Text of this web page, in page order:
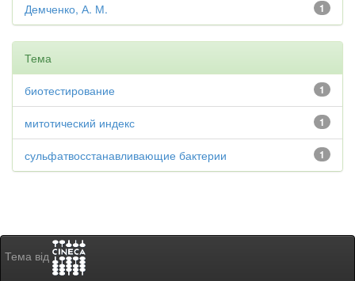
1
Демченко, А. М.
Тема
1
биотестирование
1
митотический индекс
1
сульфатвосстанавливающие бактерии
Тема від